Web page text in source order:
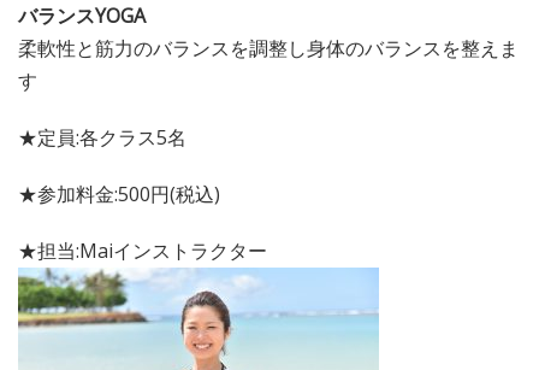
バランスYOGA
柔軟性と筋力のバランスを調整し身体のバランスを整えま
す
★定員:各クラス5名
★参加料金:500円(税込)
★担当:Maiインストラクター